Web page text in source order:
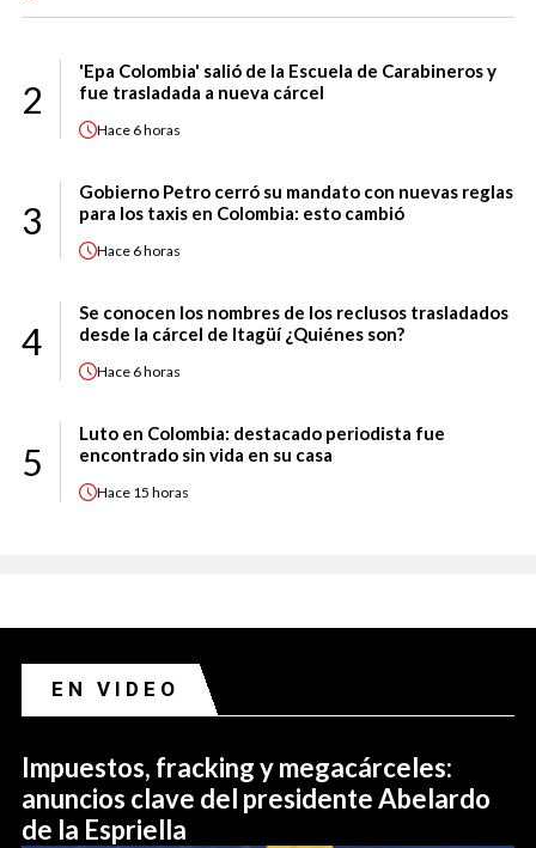
2
'Epa Colombia' salió de la Escuela de Carabineros y
fue trasladada a nueva cárcel
Hace 6 horas
3
Gobierno Petro cerró su mandato con nuevas reglas
para los taxis en Colombia: esto cambió
Hace 6 horas
4
Se conocen los nombres de los reclusos trasladados
desde la cárcel de Itagüí ¿Quiénes son?
Hace 6 horas
5
Luto en Colombia: destacado periodista fue
encontrado sin vida en su casa
Hace 15 horas
EN VIDEO
Impuestos, fracking y megacárceles:
anuncios clave del presidente Abelardo
de la Espriella